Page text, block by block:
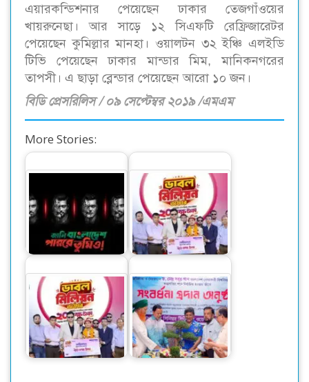
এয়ারকন্ডিশনার পেয়েছেন ঢাকার তেজগাঁওয়ের
খায়রুনেছা। আর সাড়ে ১২ সিএফটি রেফ্রিজারেটর
পেয়েছেন কুমিল্লার মানহা। ওয়ালটন ৩২ ইঞ্চি এলইডি
টিভি পেয়েছেন ঢাকার মান্ডার মিম, মানিকনগরের
তাপসী। এ ছাড়া ব্লেন্ডার পেয়েছেন আরো ১০ জন।
বিডি প্রেসরিলিস / ০৯ সেপ্টেম্বর ২০১৯ /এমএম
More Stories:
বিশ্বকাপ উন্মাদনায় ‘ডঙ্কা
সং’ নিয়ে এলো রবি
ওয়ালটন ফ্রিজ কিনে ২০
লাখ টাকা পেলেন
মোটরশ্রমিক রানা
ওয়ালটন ফ্রিজ কিনে ২০
লাখ টাকা পেলেন
মোটরশ্রমিক রানা
ড. মো. সবুর খানকে
সম্বর্ধনা